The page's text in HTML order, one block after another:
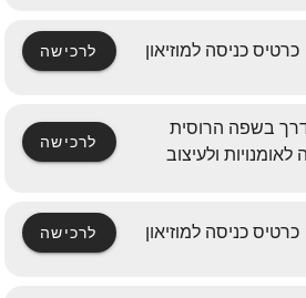
כרטיס כניסה למוזיאון לרכישה
בשפה הרוסית
לאומנויות ולעיצוב
לרכישה
כרטיס כניסה למוזיאון לרכישה